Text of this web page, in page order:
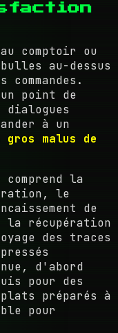
comptoir ou
au-dessus
point de
dialogues
à un
gros malus de
la
le
de
récupération
des traces
d'abord
pour des
préparés à
pour